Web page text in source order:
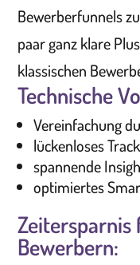
Bewerberfunnels
paar ganz klare
klassischen
Technische
Vereinfachung
lückenloses
spannende
optimiertes
Zeitersparnis
Bewerbern: